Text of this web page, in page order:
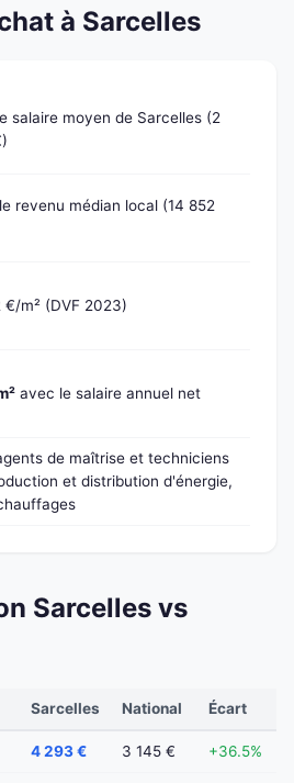
à Sarcelles
salaire moyen de Sarcelles (2
le revenu médian local (14 852
€/m² (DVF 2023)
avec le salaire annuel net
de maîtrise et techniciens
et distribution d'énergie,
Sarcelles vs
Sarcelles National Écart
4 293 € 3 145 € +36.5%